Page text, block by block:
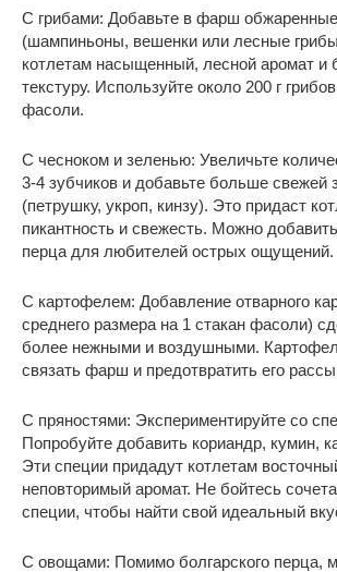
С грибами: Добавьте в фарш
(шампиньоны, вешенки или лесные
котлетам насыщенный, лесной аромат и
текстуру. Используйте около 200 г
фасоли.
С чесноком и зеленью: Увеличьте
3-4 зубчиков и добавьте больше свежей
(петрушку, укроп, кинзу). Это придаст
пикантность и свежесть. Можно
перца для любителей острых ощущений.
С картофелем: Добавление отварного
среднего размера на 1 стакан фасоли)
более нежными и воздушными.
связать фарш и предотвратить его
С пряностями: Экспериментируйте со
Попробуйте добавить кориандр, кумин,
Эти специи придадут котлетам
неповторимый аромат. Не бойтесь
специи, чтобы найти свой идеальный
С овощами: Помимо болгарского перца,